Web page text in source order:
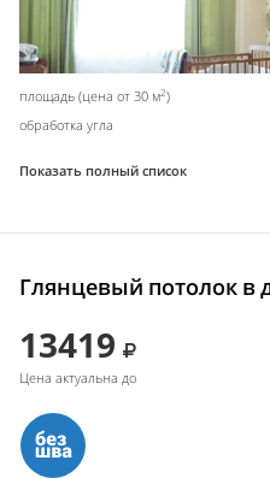
площадь (цена от 30 м2)
обработка угла
Показать полный список
Глянцевый потолок в
13419
Цена актуальна до